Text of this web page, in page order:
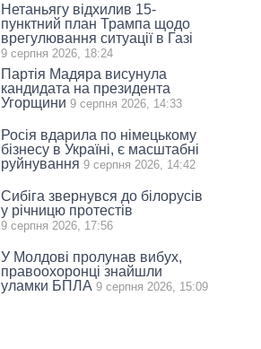
Нетаньягу відхилив 15-
пунктний план Трампа щодо
врегулювання ситуації в Газі
9 серпня 2026, 18:24
Партія Мадяра висунула
кандидата на президента
Угорщини 9 серпня 2026, 14:33
Росія вдарила по німецькому
бізнесу в Україні, є масштабні
руйнування 9 серпня 2026, 14:42
Сибіга звернувся до білорусів
у річницю протестів
9 серпня 2026, 17:56
У Молдові пролунав вибух,
правоохоронці знайшли
уламки БПЛА 9 серпня 2026, 15:09